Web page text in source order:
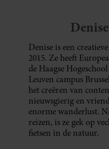
Denise is een
2015. Ze heeft
de Haagse
Leuven campus
het creëren van
nieuwsgierig en
enorme wanderlust.
reizen, is ze gek op
fietsen in de natuur.